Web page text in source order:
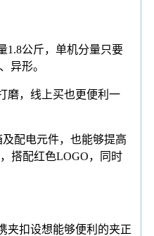
公斤，单机分量只要
异形。
磨，线上买也更便利一
配电元件，也能够提高
搭配红色LOGO，同时
扣设想能够便利的夹正